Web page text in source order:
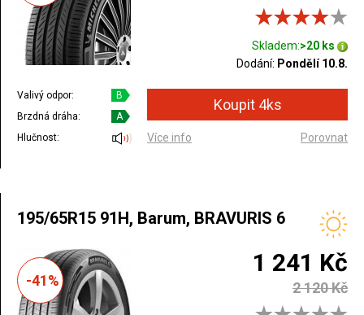
Skladem:>20 ks
Dodání: Pondělí 10.8.
Valivý odpor:
B
Brzdná dráha:
A
Hlučnost:
Více info Porovnat
195/65R15 91H, Barum, BRAVURIS 6
-41%
1 241 Kč
2 120 Kč